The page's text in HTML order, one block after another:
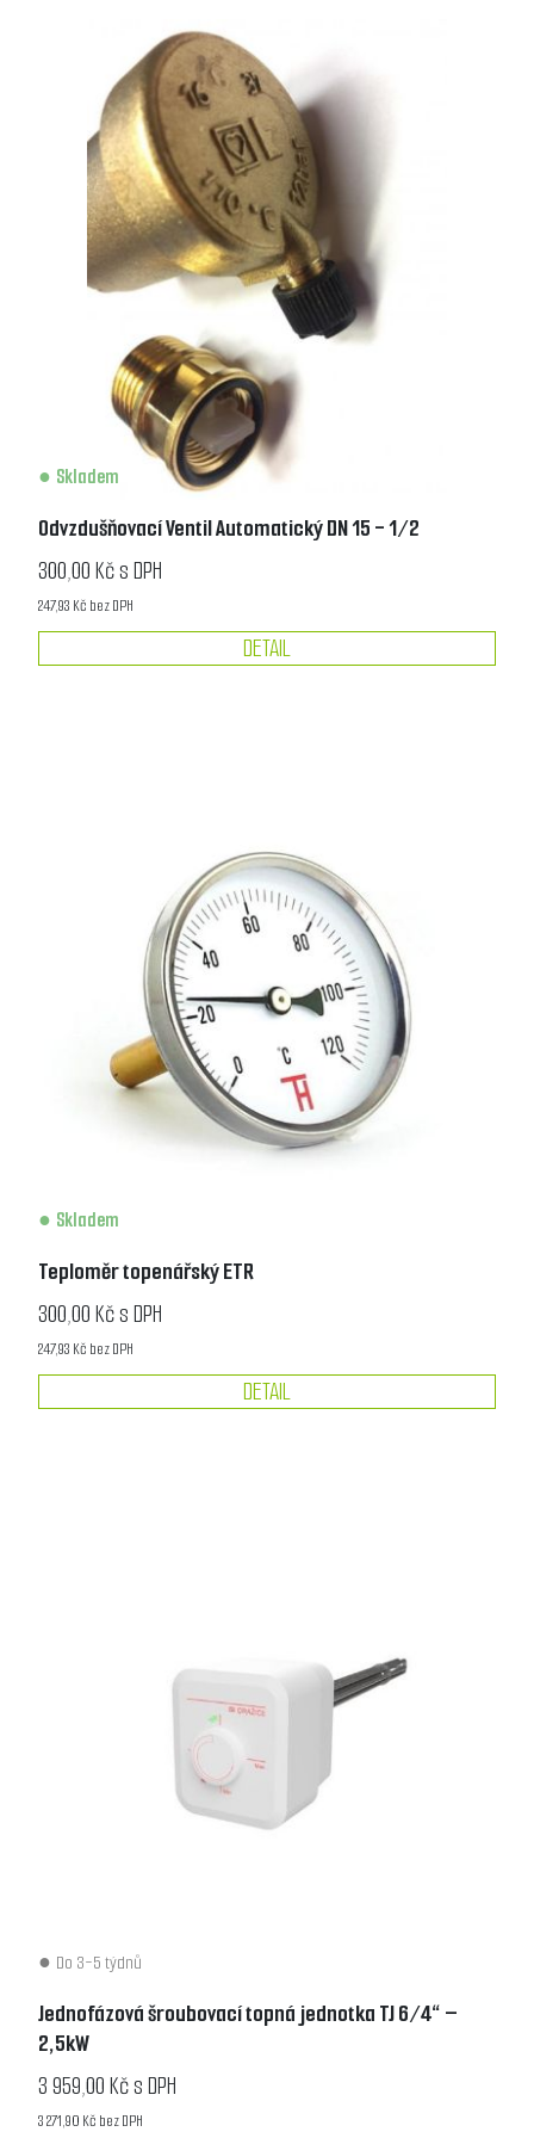
Skladem
Odvzdušňovací Ventil Automatický DN 15 - 1/2
300,00 Kč s DPH
247,93 Kč bez DPH
DETAIL
Skladem
Teploměr topenářský ETR
300,00 Kč s DPH
247,93 Kč bez DPH
DETAIL
Do 3-5 týdnů
Jednofázová šroubovací topná jednotka TJ 6/4“ –
2,5kW
3 959,00 Kč s DPH
3 271,90 Kč bez DPH